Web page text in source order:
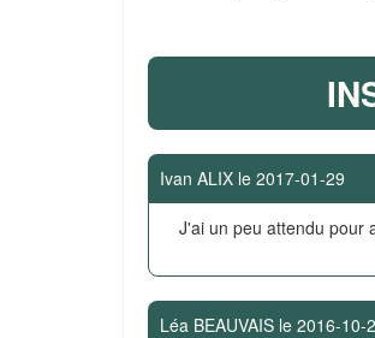
Ivan ALIX le 2017-01-29
J'ai un peu attendu pour
Léa BEAUVAIS le 2016-10-